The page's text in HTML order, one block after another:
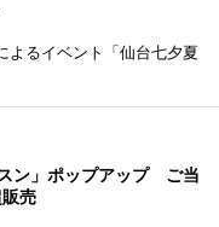
よるイベント「仙台七夕夏
ン」ポップアップ ご当
売